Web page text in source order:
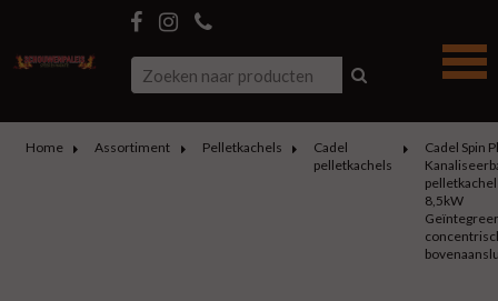
Home Assortiment Pelletkachels
Cadel
pelletkachels
Cadel Spin
pelletkachel
8,5kW